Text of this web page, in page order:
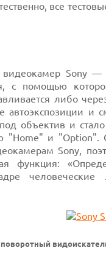
все
Sony —
с помощью
либо
автоэкспозиции и
объектив и стало
и "Option".
Sony,
функция:
поворотный